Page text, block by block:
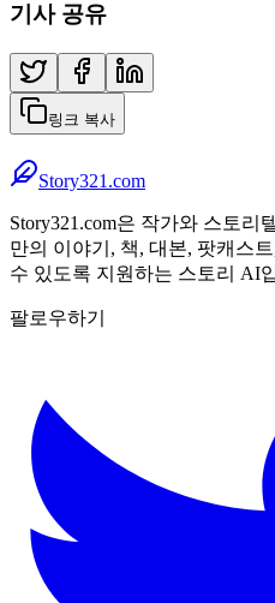
기사 공유
링크 복사
Story321.com
Story321.com은 작가와 스토
만의 이야기, 책, 대본, 팟캐스
수 있도록 지원하는 스토리 AI
팔로우하기